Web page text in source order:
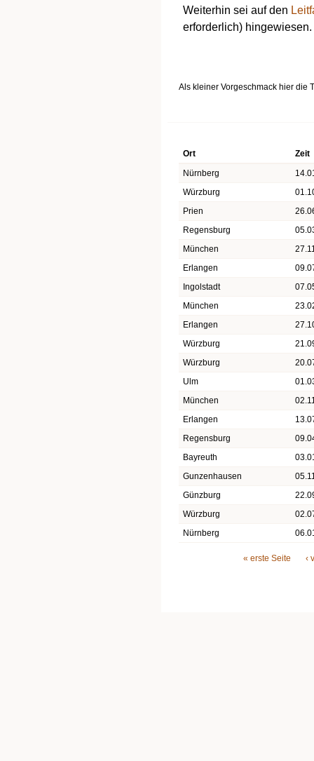
Weiterhin sei auf den
erforderlich) hingewiesen.
Als kleiner Vorgeschmack hier die
Ort
Zeit
Nürnberg
Würzburg
Prien
Regensburg
München
Erlangen
Ingolstadt
München
Erlangen
Würzburg
Würzburg
Ulm
München
Erlangen
Regensburg
Bayreuth
Gunzenhausen
Günzburg
Würzburg
Nürnberg
« erste Seite ‹